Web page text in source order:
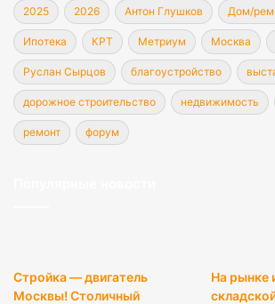
2025 2026 Антон Глушков Дом/
Ипотека КРТ Метриум Москва
Руслан Сырцов благоустройство
дорожное строительство недвижимость
ремонт форум
Стройка — двигатель
Москвы! Столичный
На рынке